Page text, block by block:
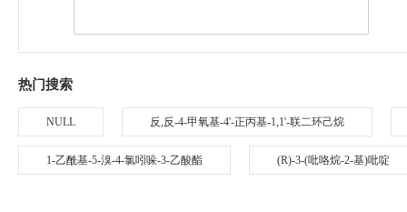
热门搜索
NULL 反,反-4-甲氧基-4'-正丙基-1,1'-联二环己烷
1-乙酰基-5-溴-4-氯吲哚-3-乙酸酯 (R)-3-(吡咯烷-2-基)吡啶